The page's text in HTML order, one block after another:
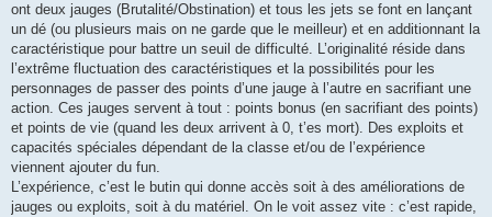
ont deux jauges (Brutalité/Obstination) et tous les jets se font en lançant
un dé (ou plusieurs mais on ne garde que le meilleur) et en additionnant la
caractéristique pour battre un seuil de difficulté. L’originalité réside dans
l’extrême fluctuation des caractéristiques et la possibilités pour les
personnages de passer des points d’une jauge à l’autre en sacrifiant une
action. Ces jauges servent à tout : points bonus (en sacrifiant des points)
et points de vie (quand les deux arrivent à 0, t’es mort). Des exploits et
capacités spéciales dépendant de la classe et/ou de l’expérience
viennent ajouter du fun.
L’expérience, c’est le butin qui donne accès soit à des améliorations de
jauges ou exploits, soit à du matériel. On le voit assez vite : c’est rapide,